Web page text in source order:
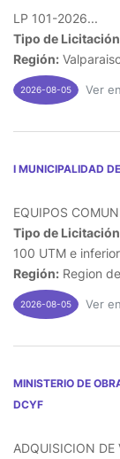
LP 101-2026...
Tipo de
Región:
2026-08-05 Ver
I MUNICIPALIDAD
EQUIPOS
Tipo de
100 UTM e
Región: Region
2026-08-05 Ver
MINISTERIO DE
DCYF
ADQUISICION DE